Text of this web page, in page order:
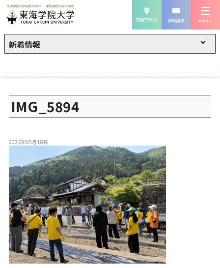
新着情報
IMG_5894
2026年05月18日